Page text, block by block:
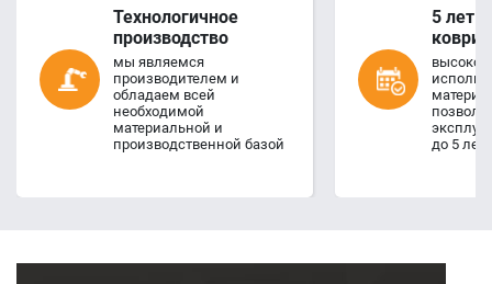
Технологичное
производство
мы являемся
производителем и
обладаем всей
необходимой
материальной и
производственной базой
5 лет
высокое
до 5 лет